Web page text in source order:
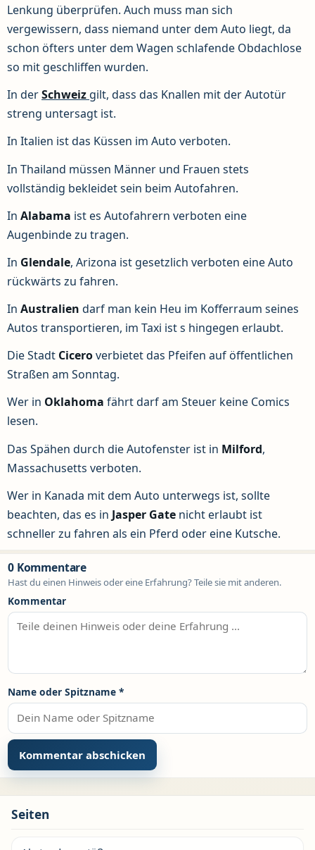
Lenkung überprüfen. Auch muss man sich
vergewissern, dass niemand unter dem Auto liegt, da
schon öfters unter dem Wagen schlafende Obdachlose
so mit geschliffen wurden.
In derSchweiz gilt, dass das Knallen mit der Autotür
streng untersagt ist.
In Italien ist das Küssen im Auto verboten.
In Thailand müssen Männer und Frauen stets
vollständig bekleidet sein beim Autofahren.
In Alabama ist es Autofahrern verboten eine
Augenbinde zu tragen.
In Glendale, Arizona ist gesetzlich verboten eine Auto
rückwärts zu fahren.
In Australien darf man kein Heu im Kofferraum seines
Autos transportieren, im Taxi ist s hingegen erlaubt.
Die Stadt Ciceroverbietet das Pfeifen auf öffentlichen
Straßen am Sonntag.
Wer in Oklahoma fährt darf am Steuer keine Comics
lesen.
Das Spähen durch die Autofenster ist in Milford,
Massachusetts verboten.
Wer in Kanada mit dem Auto unterwegs ist, sollte
beachten, das es in Jasper Gate nicht erlaubt ist
schneller zu fahren als ein Pferd oder eine Kutsche.
0 Kommentare
Hast du einen Hinweis oder eine Erfahrung? Teile sie mit anderen.
Kommentar
Name oder Spitzname *
Seiten